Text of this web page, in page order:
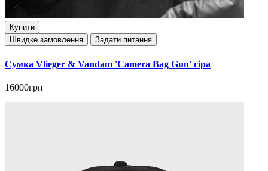
Купити
Швидке замовлення
Задати питання
Сумка Vlieger & Vandam 'Camera Bag Gun' сіра
16000грн